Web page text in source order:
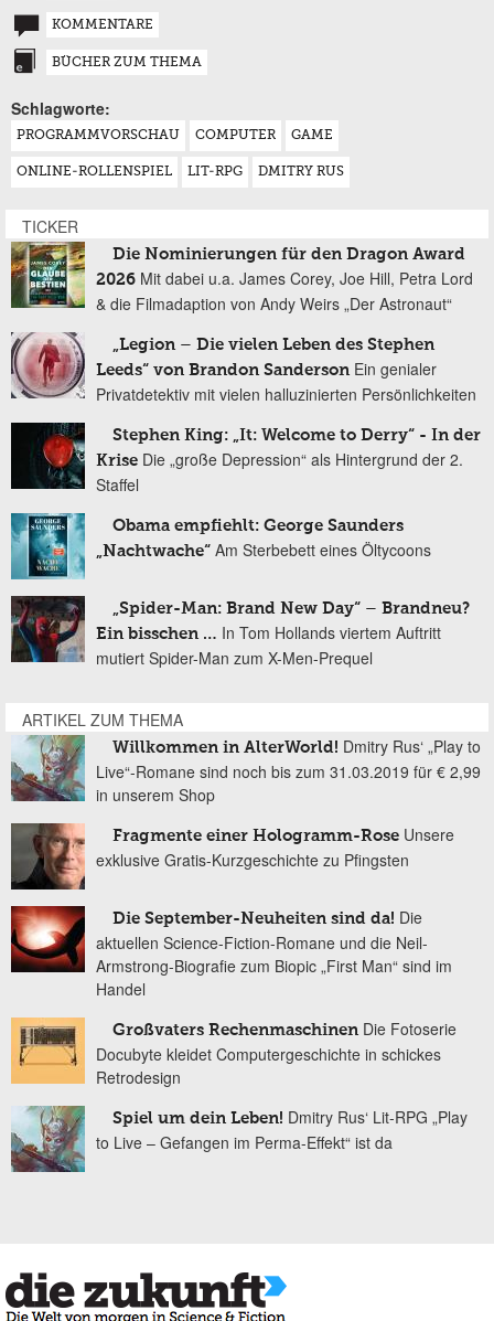
KOMMENTARE
BÜCHER ZUM THEMA
Schlagworte:
PROGRAMMVORSCHAU COMPUTER GAME
ONLINE-ROLLENSPIEL LIT-RPG DMITRY RUS
TICKER
Die Nominierungen für den Dragon Award
2026 Mit dabei u.a. James Corey, Joe Hill, Petra Lord
& die Filmadaption von Andy Weirs „Der Astronaut“
„Legion – Die vielen Leben des Stephen
Leeds“ von Brandon Sanderson Ein genialer
Privatdetektiv mit vielen halluzinierten Persönlichkeiten
Stephen King: „It: Welcome to Derry“ - In der
Krise Die „große Depression“ als Hintergrund der 2.
Staffel
Obama empfiehlt: George Saunders
„Nachtwache“ Am Sterbebett eines Öltycoons
„Spider-Man: Brand New Day“ – Brandneu?
Ein bisschen … In Tom Hollands viertem Auftritt
mutiert Spider-Man zum X-Men-Prequel
ARTIKEL ZUM THEMA
Willkommen in AlterWorld! Dmitry Rus‘ „Play to
Live“-Romane sind noch bis zum 31.03.2019 für € 2,99
in unserem Shop
Fragmente einer Hologramm-Rose Unsere
exklusive Gratis-Kurzgeschichte zu Pfingsten
Die September-Neuheiten sind da! Die
aktuellen Science-Fiction-Romane und die Neil-
Armstrong-Biografie zum Biopic „First Man“ sind im
Handel
Großvaters Rechenmaschinen Die Fotoserie
Docubyte kleidet Computergeschichte in schickes
Retrodesign
Spiel um dein Leben! Dmitry Rus‘ Lit-RPG „Play
to Live – Gefangen im Perma-Effekt“ ist da